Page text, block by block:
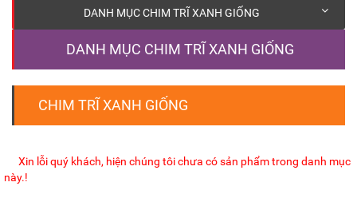
DANH MỤC CHIM TRĨ XANH GIỐNG
DANH MỤC CHIM TRĨ XANH GIỐNG
CHIM TRĨ XANH GIỐNG
Xin lỗi quý khách, hiện chúng tôi chưa có sản phẩm trong danh mục
này.!